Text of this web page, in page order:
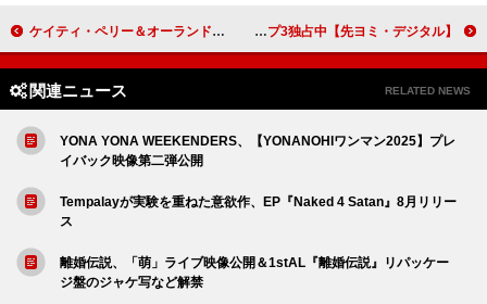
ケイティ・ペリー＆オーランド・ブルーム、9年間の交際に終止符 【先ヨミ・デジタル】Mrs. GREEN APPLE「ライラック」「breakfast」「クスシキ」ストリーミングトップ3独占中
関連ニュース RELATED NEWS
YONA YONA WEEKENDERS、【YONANOHIワンマン2025】プレ
イバック映像第二弾公開
Tempalayが実験を重ねた意欲作、EP『Naked 4 Satan』8月リリー
ス
離婚伝説、「萌」ライブ映像公開＆1stAL『離婚伝説』リパッケー
ジ盤のジャケ写など解禁